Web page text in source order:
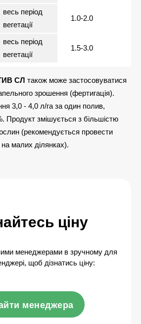
весь період
вегетації
1.0-2.0
весь період
вегетації
1.5-3.0
СЛ також може застосовуватися
зрошення (фертигація).
3,0 - 4,0 л/га за один полив,
Продукт змішується з більшістю
(рекомендується провести
малих ділянках).
ціну
менеджерами в зручному для
щоб дізнатись ціну:
менеджера